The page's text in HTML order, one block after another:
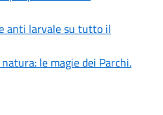
anti larvale su tutto il
le magie dei Parchi.